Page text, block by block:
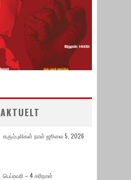
AKTUELT
கரும்புலிகள் நாள் ஜூலை 5, 2026
பெப்ரவரி – 4 கரிநாள்